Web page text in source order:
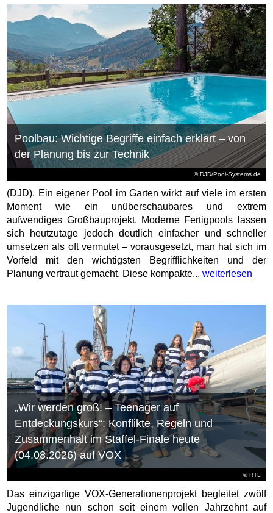
© DJD/Pool-Systems.de
Poolbau: Wichtige Begriffe einfach erklärt – von
der Planung bis zur Technik
(DJD). Ein eigener Pool im Garten wirkt auf viele im ersten
Moment wie ein unüberschaubares und extrem
aufwendiges Großbauprojekt. Moderne Fertigpools lassen
sich heutzutage jedoch deutlich einfacher und schneller
umsetzen als oft vermutet – vorausgesetzt, man hat sich im
Vorfeld mit den wichtigsten Begrifflichkeiten und der
Planung vertraut gemacht. Diese kompakte... weiterlesen
©RTL
„Wir werden groß! – Teenager auf
Entdeckungskurs“: Konflikte, Regeln und
Zusammenhalt im Staffel-Finale heute
(04.08.2026) auf VOX
Das einzigartige VOX-Generationenprojekt begleitet zwölf
Jugendliche nun schon seit einem vollen Jahrzehnt auf